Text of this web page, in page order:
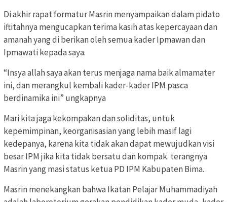
Di akhir rapat formatur Masrin menyampaikan dalam pidato
iftitahnya mengucapkan terima kasih atas kepercayaan dan
amanah yang di berikan oleh semua kader Ipmawan dan
Ipmawati kepada saya.
“Insya allah saya akan terus menjaga nama baik almamater
ini, dan merangkul kembali kader-kader IPM pasca
berdinamika ini” ungkapnya
Mari kita jaga kekompakan dan soliditas, untuk
kepemimpinan, keorganisasian yang lebih masif lagi
kedepanya, karena kita tidak akan dapat mewujudkan visi
besar IPM jika kita tidak bersatu dan kompak. terangnya
Masrin yang masi status ketua PD IPM Kabupaten Bima.
Masrin menekangkan bahwa Ikatan Pelajar Muhammadiyah